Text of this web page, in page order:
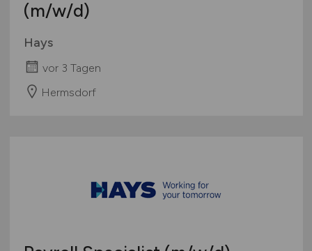
International
(m/w/d)
Hays
vor 3 Tagen
Hermsdorf